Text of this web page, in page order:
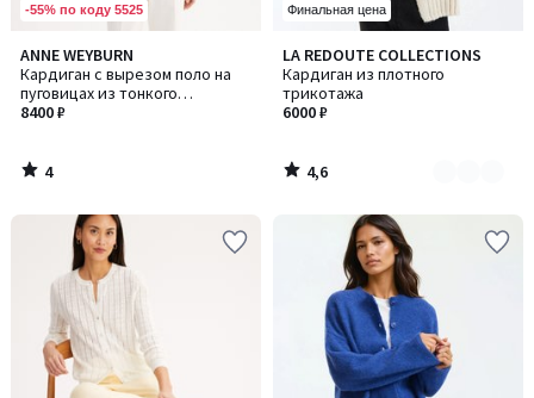
-55% по коду 5525
ANNE WEYBURN
Кардиган с вырезом поло на
пуговицах из тонкого
трикотажа
8400 ₽
4
/
5
4
/
Финальная цена
LA REDOUTE COLLECTIONS
Кардиган из плотного
трикотажа
6000 ₽
4,6
/ 5
Количество
цветов:
2
4,6
/